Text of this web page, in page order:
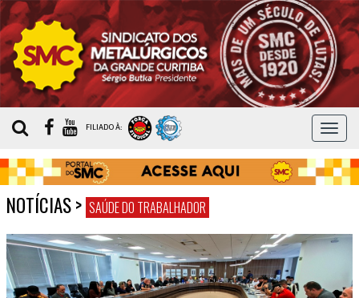
MENU
FILIADO À:
NOTÍCIAS> SAÚDE DO TRABALHADOR